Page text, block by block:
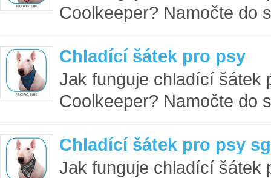
Coolkeeper? Namočte do
Chladící šátek pro psy
Jak funguje chladící šátek
Coolkeeper? Namočte do
Chladící šátek pro psy
Jak funguje chladící šátek